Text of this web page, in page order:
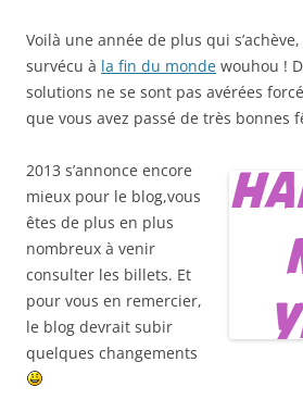
Voilà une année de plus qui
survécu à la fin du monde wouhou !
solutions ne se sont pas avérées
que vous avez passé de très bonnes
2013 s’annonce encore
mieux pour le blog,vous
êtes de plus en plus
nombreux à venir
consulter les billets. Et
pour vous en remercier,
le blog devrait subir
quelques changements